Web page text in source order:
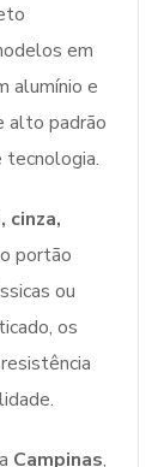
em
alumínio e
alto padrão
tecnologia.
cinza,
portão
ou
os
Campinas,